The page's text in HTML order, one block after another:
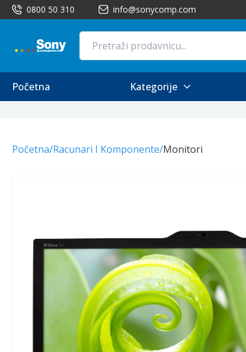
0800 50 310 info@sonycomp.com
Početna
Kategorije
Početna/Racunari I Komponente/Monitori